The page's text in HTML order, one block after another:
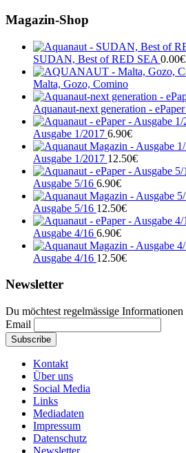
Magazin-Shop
SUDAN, Best of RED SEA 0.00€
Malta, Gozo, Comino
Aquanaut-next generation -
Ausgabe 1/2017 6.90€
Ausgabe 1/2017 12.50€
Ausgabe 5/16 6.90€
Ausgabe 5/16 12.50€
Ausgabe 4/16 6.90€
Ausgabe 4/16 12.50€
Newsletter
Du möchtest regelmässige
Email
Kontakt
Über uns
Social Media
Links
Mediadaten
Impressum
Datenschutz
Newsletter